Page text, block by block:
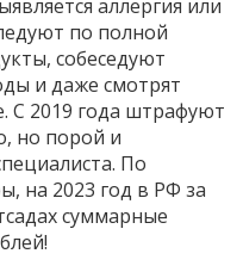
аллергия или
по полной
собеседуют
и даже смотрят
С 2019 года штрафуют
но порой и
По
на 2023 год в РФ за
суммарные